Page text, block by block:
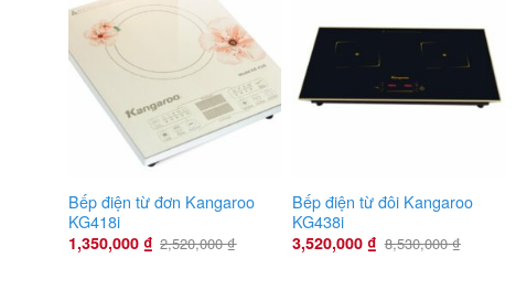
Bếp điện từ đơn Kangaroo
KG418i
1,350,000 ₫ 2,520,000₫
Bếp điện từ đôi Kangaroo
KG438i
3,520,000 ₫ 8,530,000₫